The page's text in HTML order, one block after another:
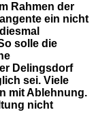
Rahmen der
ein nicht
solle die
Delingsdorf
sei. Viele
mit Ablehnung.
nicht